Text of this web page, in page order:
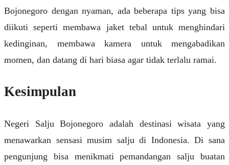
Bojonegoro dengan nyaman, ada beberapa tips yang bisa
diikuti seperti membawa jaket tebal untuk menghindari
kedinginan, membawa kamera untuk mengabadikan
momen, dan datang di hari biasa agar tidak terlalu ramai.
Kesimpulan
Negeri Salju Bojonegoro adalah destinasi wisata yang
menawarkan sensasi musim salju di Indonesia. Di sana
pengunjung bisa menikmati pemandangan salju buatan